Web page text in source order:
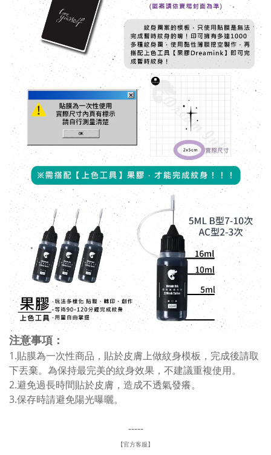
注意事項：
1.貼膜為一次性商品，貼於皮膚上做紋身模板，完成後請取
下丟棄。為保持最完美的紋身效果，不建議重複使用。
2.避免過長時間貼於皮膚，造成不透氣發癢。
3.保存時請避免陽光曝曬。
-----
【官方客服】